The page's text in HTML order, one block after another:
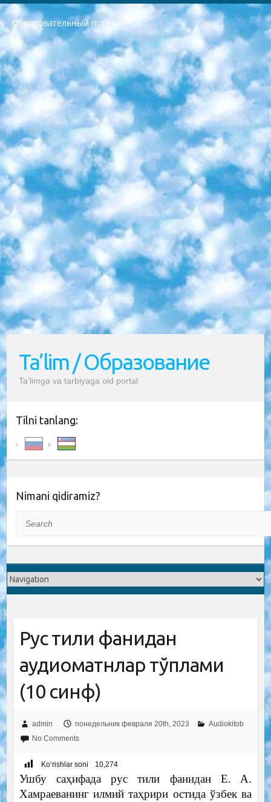
Образовательный портал
РЕСПУБЛИКА УЗБЕКИСТАН МИНИСТРЕРСТВО ДОШКОЛЬНОГО И ШКОЛЬНОГО ОБРАЗОВАНИЯ КОМАНДА в общеобразовательных учреждениях в 2023-2024 учебном году организация и проведение итоговой государственной аттестации обучающихся о Министра дошкольного и школьного образования Республики Узбекистан от 4 марта 2008 года (постановлением Минюста от 20 марта 2008 года № 1778 государственной регистрации) «Итоговое состояние учащихся общего среднего образования на основании положения об утверждении положения об аттестации общего среднего образования выпускной экзамен студентов в образовательных учреждениях в 2023-2024 учебном году В целях организации и прохождения аттестации приказываю: 1. Следующее: перечень предметов, по которым будет проводиться итоговая государственная аттестация и экзамен формы перевода согласно приложению 1; сертификаты международного образца, оценивающие уровень владения иностранными языками перечень согласно приложению 2; 2. Педагогический при специализированных образовательных учреждениях. научно-практический центр квалификации и международной оценки (Д.Давидова) 2024 г. До 25 марта: задания по предметам, по которым будет проводиться итоговая аттестация разработка и утверждение технических условий; итоговая аттестация на основании разработанного предметного задания разработка вопросов по предметам (устно и письменно), экзамен передача; общеобразовательные средние школы и специальные учебные заведения учащиеся выпускных классов школ и интернатов в агентской системе подготовка базы данных экзаменационных материалов и критериев оценки; перевод базы экзаменационных материалов на все языки обучения подать в Республиканский образовательный центр для изготовления; варианты экзаменов на основе разработанных контрольных материалов пусть будут поставлены задачи формирования. 3. Республиканский образовательный центр (Ш.Худайкулов) до 5 апреля 2024 года. до: база данных предоставленных экзаменационных материалов на все языки обучения перевод и экспертиза; для слепых, слабовидящих, глухих, слабослышащих и умственно отсталых детей учащиеся выпускных классов специализированных школ и школ-интернатов база данных экзаменационных материалов на всех преподаваемых языках подготовка критериев оценки; специализированные школы для умственно отсталых детей и технологии для учащихся выпускных классов школ-интернатов разработка соответствующих рекомендаций и критериев проведения ЕГЭ по естествознанию давать задания. 4. Педагогический при специализированных образовательных учреждениях. Научно-практический центр навыков и международной оценки (Д.Давидова), Республика образовательный центр (Худайкулов Ш.) итоговый государственный аттестационный экзамен ориентирован на творческое и логическое мышление при подготовке базы материалов учитывать введение заданий. 5. Следует отметить, что: сертификат государственного образца о знании общеобразовательного предмета и как минимум национальный уровень B1 по предметам на иностранных языках, указанным в Приложении 2. или международно признанный сертификат эквивалентного уровня студенты, изучающие определенный предмет, освобождаются от экзамена; по соответствующим предметам запланирована итоговая государственная аттестация за день до дня, путем жеребьевки Рабочей группой (в письменной форме по предметам, проводимым в форме) из числа сформированных вариантов выбрано 2 варианта; 2 выбранных варианта экзамена анонсированы на официальном сайте министерства и все выпускники по всей стране на основе этих вариантов проводит итоговую государственную аттестацию. 6. Государственное образование учащихся средних общеобразовательных учреждений. знания в соответствии с квалификационными требованиями, которые необходимо приобрести на основании стандартов итоговый (выпускной) контроль для 9 и 11 классов в целях тестирования Экзамены (далее – экзамены) состоят из предметов, перечисленных в приложении 1. будет сделано. 7. Экзамены пройдут с 26 мая по 15 июня 2024 г. (кроме науки физического воспитания). 8. Физическая для учащихся 9 классов общесредних образовательных учреждений. Экзамены по предмету «Образование, квалификация медицина» 1-6 мая 2024 года. сотрудники перевести под присмотр (с отклонениями в физическом или умственном развитии) специализированная школа для детей, школы-интернаты и со сколиозом школы-интернаты санаторного типа для больных детей исключены). 9. Он был слепым, слабовидящим и имел нарушения опорно-двигательного аппарата. экзамены в специализированных школах и интернатах для детей должны проводиться исходя из требований, предъявляемых к общеобразовательным учреждениям (физкультура кроме науки). 10. Специализированная школа для глухих и слабослышащих детей. и экзамены в интернатах и быть реализован в виде письменного теста по математике. 11. Специальность для умственно отсталых детей. Для 9 класса Родной язык и литературное письмо Государственный язык (язык обучения – узбекский). для неклассов) написано Математическое письмо Письменная/устная история Узбекистана Физическое воспитание практично Итоговый контроль Для 11 класса Написание родного языка и литературы (эссе) Математическое письмо Узбекский язык (обучение на узбекском языке) не посещающее общее среднее образование для учреждений)/Образовательное учреждение выбор письменный и устный Иностранный язык письменный/устный Письменная/устная история Узбекистана *По выбору студента:  Химия  Физика  Основы государственного права  География 10 бесплатных образовательных ресурсов - Мы составили подборку онлайн-проектов с интерактивными упражнениями, видеолекциями и статьями. Они помогут вам обрести новые и освежить старые знания бесплатно. 1. «ИНТУИТ» Старейшая образовательная площадка Рунета. Здесь вы найдёте сотни текстовых и видеокурсов на десятки различных тем — от программирования до психологии. Многие курсы подготовлены российскими университетами и крупными международными компаниями вроде Intel и Microsoft. Самостоятельное обучение бесплатное, но желающие могут оплатить услуги персональных наставников. 2. «Смартия» знакомит с актуальными профессиями и подсказывает, как им обучаться. Выбрав заинтересовавшую вас специальность — SMM-специалист, фотограф, веб-дизайнер или другую, — увидите список необходимых для неё умений. Чтобы вы могли освоить их самостоятельно, для каждого умения площадка отображает подборку ссылок на учебные материалы. Хотя «Смартия» ориентируется на русскоязычную аудиторию, часть контента всё же доступна только на английском. 3. «Лекторий Физтеха» Проект Московского физико-технического института (Физтеха). С его помощью вы можете смотреть онлайн серии лекций, записанные на видео в этом вузе. В числе доступных предметов — физика, биология, химия, информационные технологии и другие. К некоторым лекциям администрация ресурса прилагает готовые конспекты, которые можно скачивать в PDF-формате. 4. ITMOcourses Онлайн-площадка Санкт-Петербургского национального исследовательского университета информационных технологий, механики и оптики (ИТМО). Ресурс предоставляет свободный доступ к курсам, разработанным в этом вузе. Каталог материалов разбит на четыре категории: «Оптические системы и технологии», «Приборостроение и робототехника», «Информационные технологии» и «Биотехнологии». Курсы состоят из видеолекций, интерактивных демонстраций и заданий. 5. «КиберЛенинка» Электронная научная библиотека открытого доступа. Каталог площадки регулярно обрастает текстами статей из различных научных изданий. Сгруппированные по журналам и рубрикам публикации можно читать онлайн или скачивать целиком в PDF-формате. Проект нацелен на популяризацию науки за счёт открытого доступа к качественной информации. 6. «ПостНаука» На этом ресурсе публикуют подборки видеолекций, составленные экспертами из разных отраслей и объединённые общими темами. Среди них, к примеру, есть серии «Биоинформатика и геномика», «Культура средневековой Скандинавии» и Cinema Studies о теории кино. Каждая подборка лекций — логически связанная история, рассказанная экспертом от первого лица. Кроме того, на сайте появляются научно-образовательные статьи и тесты на разные темы. 7. «Newочём» Команда проекта «Newочём» отбирает самые интересные тексты из англоязычных СМИ и переводит те из них, за которые голосуют участники сообщества «ВКонтакте». По большей части это научно-популярные статьи. Редакторы придумывают лишь заголовки, в остальном содержание переводов соответствует оригиналам. Полные тексты можно читать прямо в социальной сети. 8. InternetUrok Онлайн-база материалов по основным дисциплинам школьной программы. Информация на сайте структурирована по классам, предметам и темам (урокам). Каждый урок состоит из видеолекций и конспектов. Есть также интерактивные тренажёры и тесты для закрепления пройденного материала. Даже если вы давно окончили школу, возможность повторить программу старших классов всегда может пригодиться. 9. Edutainme Ещё один ресурс об образовании. В отличие от Newtonew, как мне кажется, Edutainme больше ориентируется на представителей индустрии: педагогов, предпринимателей, разработчиков образовательных проектов. Но и любой, кто просто стремится к саморазвитию, найдёт на сайте много полезного и интересного для себя. Например, информацию о новых курсах и образовательных сервисах. 10. Newtonew Онлайн-медиа об образовании и обучении в широком смысле. Авторы Newtonew пишут об инструментах, заведениях, тактиках и стратегиях, которые помогают учить других и получать новые знания самостоятельно. На этой площадке вы найдёте новости, обзоры, аналитические мат
Ta’lim / Образование
Ta’limga va tarbiyaga oid portal
Tilni tanlang:
Nimani qidiramiz?
Рус тили фанидан
аудиоматнлар тўплами
(10 синф)
admin понедельник февраля 20th, 2023
Audiokitob
No Comments
Ko‘rishlar soni 10,274
Ушбу саҳифада рус тили фанидан E. A.
Хамраеванинг илмий таҳрири остида ўзбек ва